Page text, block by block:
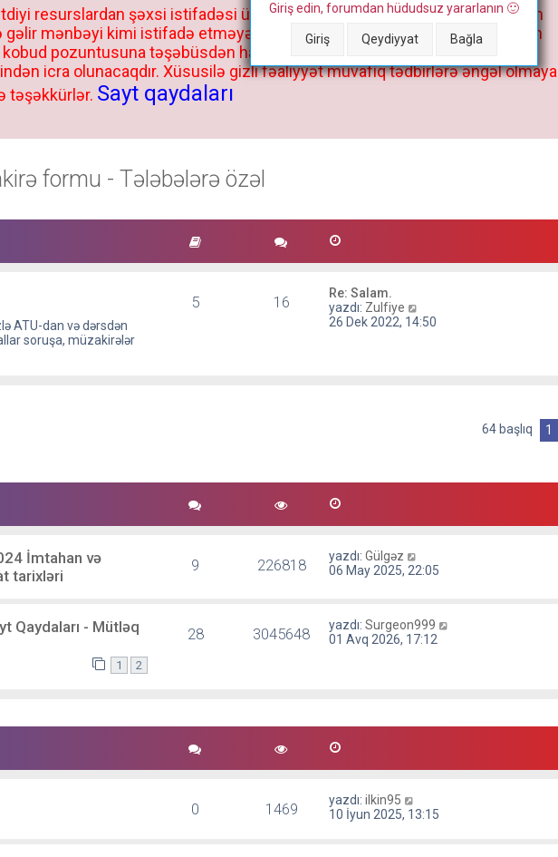
Giriş edin, forumdan hüdudsuz yararlanın 🙂
Giriş Qeydiyyat Bağla
resurslardan şəxsi istifadəsi üçün deyil, kənar niyyətlər, xüsusi proqram
gəlir mənbəyi kimi istifadə etməyə cəhd göstərənlərin və istifadə edənlərin
kobud pozuntusuna təşəbüsdən haqqınızda bütün müvafiq tədbirlər böyük
icra olunacaqdır. Xüsusilə gizli fəaliyyət müvafiq tədbirlərə əngəl
təşəkkürlər. Sayt qaydaları
formu - Tələbələrə özəl
ATU-dan və dərsdən
soruşa, müzakirələr
5 16
Re: Salam.
yazdı: Zulfiye
o
ü
ü
26 Dek 2022, 14:50
64 başlıq 1
İmtahan və
tarixləri
9 226818 yazdı:Gülgəz
06 May 2025, 22:05
Qaydaları - Mütləq
1 2
28 3045648 yazdı:Surgeon999
01 Avq 2026, 17:12
0 1469 yazdı:ilkin95
10 İyun 2025, 13:15